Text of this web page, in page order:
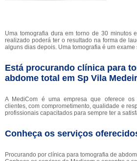
Uma tomografia dura em torno de 30 minutos
realizado poderá ter o resultado na forma de
alguns dias depois. Uma tomografia é um
Está procurando clínica para
abdome total em Sp Vila
A MediCom é uma empresa que oferece
clientes, com comprometimento, qualidade e
profissionais capacitados para sempre ter a
Conheça os serviços
Procurando por clínica para tomografia de